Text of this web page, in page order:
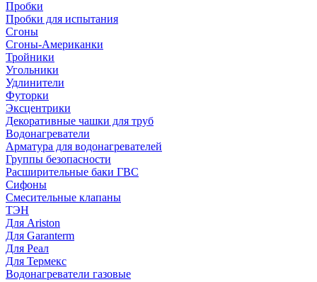
Пробки
Пробки для испытания
Сгоны
Сгоны-Американки
Тройники
Угольники
Удлинители
Футорки
Эксцентрики
Декоративные чашки для труб
Водонагреватели
Арматура для водонагревателей
Группы безопасности
Расширительные баки ГВС
Сифоны
Смесительные клапаны
ТЭН
Для Ariston
Для Garanterm
Для Реал
Для Термекс
Водонагреватели газовые